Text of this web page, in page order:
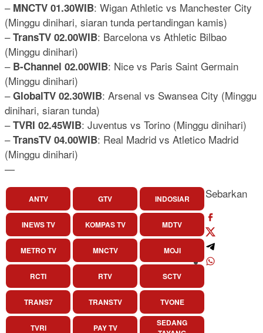
– MNCTV 01.30WIB: Wigan Athletic vs Manchester City
(Minggu dinihari, siaran tunda pertandingan kamis)
–TransTV 02.00WIB: Barcelona vs Athletic Bilbao
(Minggu dinihari)
– B-Channel 02.00WIB: Nice vs Paris Saint Germain
(Minggu dinihari)
–GlobalTV 02.30WIB: Arsenal vs Swansea City (Minggu
dinihari, siaran tunda)
–TVRI 02.45WIB: Juventus vs Torino (Minggu dinihari)
–TransTV 04.00WIB: Real Madrid vs Atletico Madrid
(Minggu dinihari)
—
ANTV GTV INDOSIAR
INEWS TV KOMPAS TV MDTV
METRO TV MNCTV MOJI
RCTI RTV SCTV
TRANS7 TRANSTV TVONE
TVRI PAY TV
SEDANG
Sebarkan